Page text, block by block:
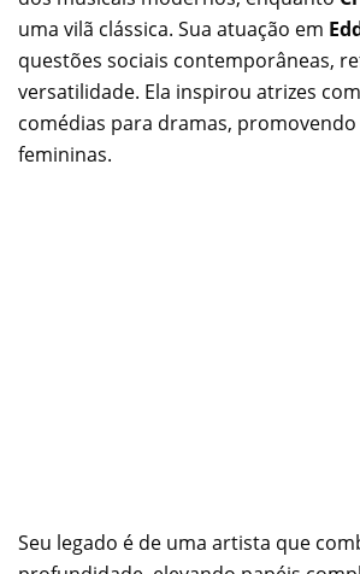
uma vilã clássica. Sua atuação em
questões sociais contemporâneas,
versatilidade. Ela inspirou atrizes
comédias para dramas,
femininas.
Seu legado é de uma artista que